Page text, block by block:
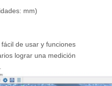
mm)
de usar y funciones
lograr una medición